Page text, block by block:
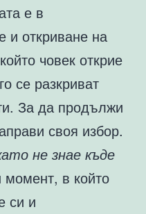
е в
и откриване на
човек открие
се разкриват
За да продължи
своя избор.
не знае къде
в който
си и